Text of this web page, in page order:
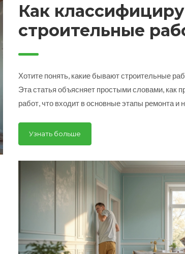
Как
строительные
ремонта квартиры
Хотите понять, какие бывают строительные
Эта статья объясняет простыми словами, как
работ, что входит в основные этапы ремонта и
материалов и специалистов. Прочитав, вы
именно происходит на вашей стройке и почему
Узнать больше